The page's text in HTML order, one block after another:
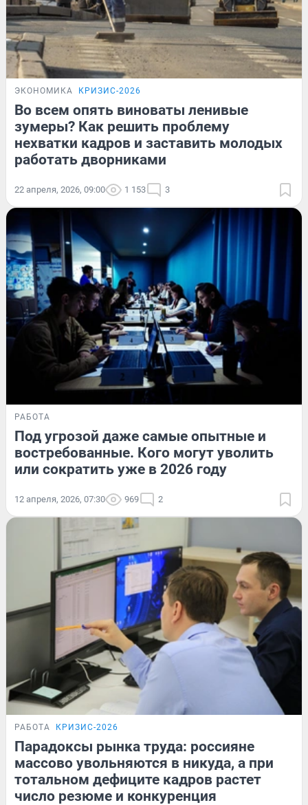
ЭКОНОМИКА КРИЗИС-2026
Во всем опять виноваты ленивые
зумеры? Как решить проблему
нехватки кадров и заставить молодых
работать дворниками
22 апреля, 2026, 09:00 1 153 3
РАБОТА
Под угрозой даже самые опытные и
востребованные. Кого могут уволить
или сократить уже в 2026 году
12 апреля, 2026, 07:30 969 2
РАБОТА КРИЗИС-2026
Парадоксы рынка труда: россияне
массово увольняются в никуда, а при
тотальном дефиците кадров растет
число резюме и конкуренция